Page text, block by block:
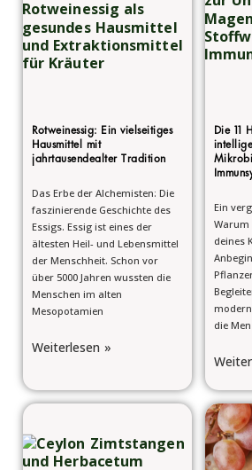
Rotweinessig: Ein vielseitiges
Hausmittel mit
jahrtausendealter Tradition
Das Erbe der Alchemisten: Die
faszinierende Geschichte des
Essigs. Essig ist eines der
ältesten Heil- und Lebensmittel
der Menschheit. Schon vor
über 5000 Jahren wussten die
Menschen im alten
Mesopotamien
Weiterlesen »
Die 11
Ein
Warum
deines
die